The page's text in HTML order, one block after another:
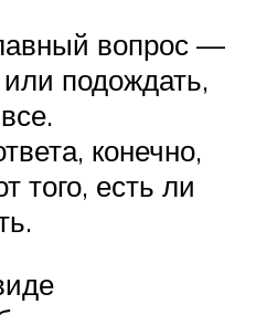
вопрос —
подождать,
конечно,
того, есть ли